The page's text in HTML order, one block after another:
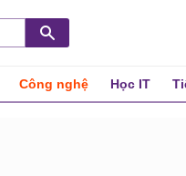
Công nghệ Học IT